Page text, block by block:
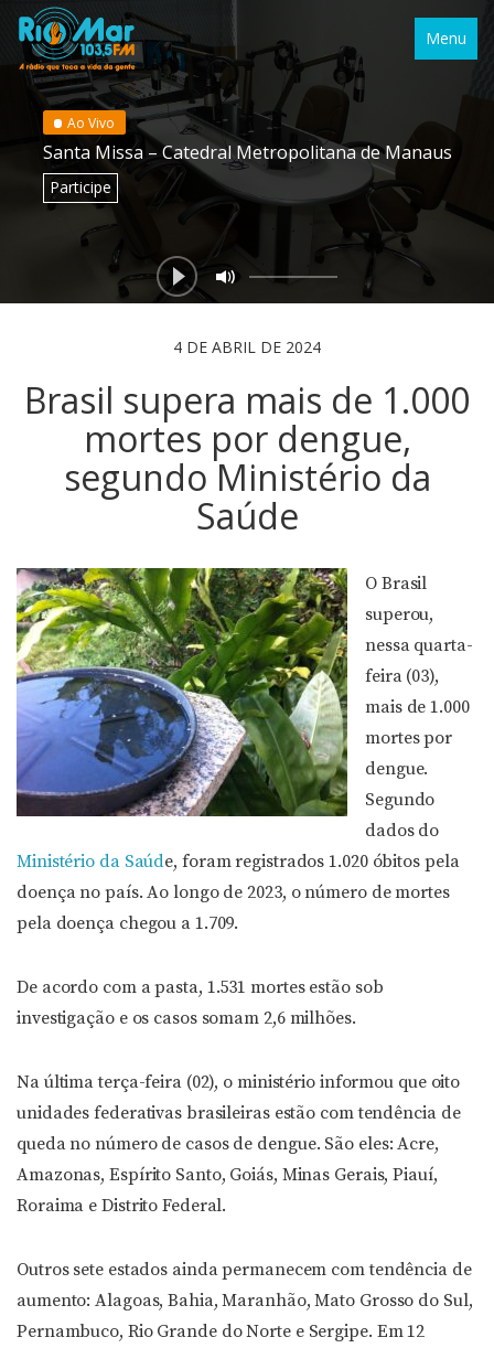
Menu
Ao Vivo
Santa Missa – Catedral Metropolitana de Manaus
Participe
4 DE ABRIL DE 2024
Brasil supera mais de 1.000
mortes por dengue,
segundo Ministério da
Saúde
O Brasil
superou,
nessa quarta-
feira (03),
mais de 1.000
mortes por
dengue.
Segundo
dados do
Ministério da Saúde, foram registrados 1.020 óbitos pela
doença no país. Ao longo de 2023, o número de mortes
pela doença chegou a 1.709.
De acordo com a pasta, 1.531 mortes estão sob
investigação e os casos somam 2,6 milhões.
Na última terça-feira (02), o ministério informou que oito
unidades federativas brasileiras estão com tendência de
queda no número de casos de dengue. São eles: Acre,
Amazonas, Espírito Santo, Goiás, Minas Gerais, Piauí,
Roraima e Distrito Federal.
Outros sete estados ainda permanecem com tendência de
aumento: Alagoas, Bahia, Maranhão, Mato Grosso do Sul,
Pernambuco, Rio Grande do Norte e Sergipe. Em 12